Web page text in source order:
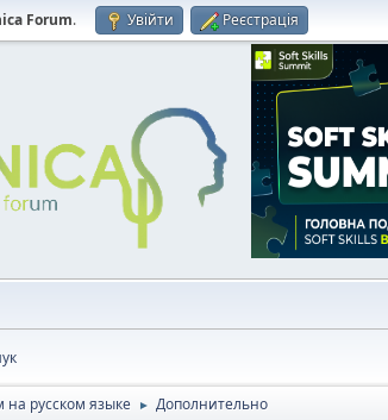
Forum. Увійти Реєстрація
на русском языке ► Дополнительно